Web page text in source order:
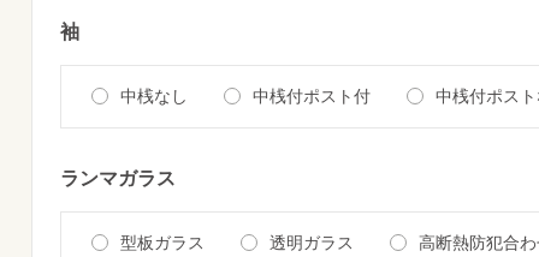
袖
中桟なし 中桟付ポスト付 中桟付ポス
ランマガラス
型板ガラス 透明ガラス
高断熱防犯合